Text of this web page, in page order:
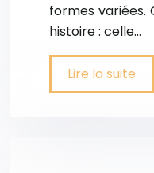
formes variées.
histoire : celle…
Lire la suite